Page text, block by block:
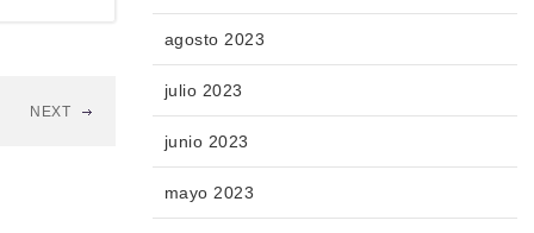
NEXT
agosto 2023
julio 2023
junio 2023
mayo 2023